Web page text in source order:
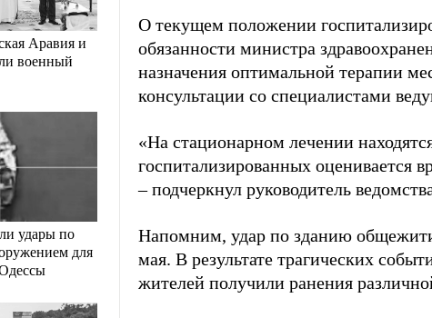
Аравия и
военный
удары по
для
О текущем положении
обязанности министра
назначения оптимальной терапии
консультации со специалистами
«На стационарном лечении
госпитализированных оценивается
– подчеркнул руководитель
Напомним, удар по зданию
мая. В результате трагических
жителей получили ранения